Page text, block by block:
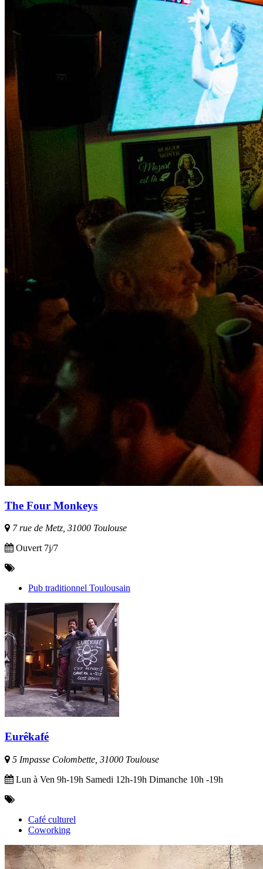
The Four Monkeys
7 rue de Metz, 31000 Toulouse
Ouvert 7j/7
Pub traditionnel Toulousain
Eurêkafé
5 Impasse Colombette, 31000 Toulouse
Lun à Ven 9h-19h Samedi 12h-19h Dimanche 10h -19h
Café culturel
Coworking